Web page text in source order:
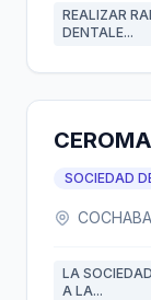
REALIZAR
DENTALE...
SOCIEDAD
LA
A LA...